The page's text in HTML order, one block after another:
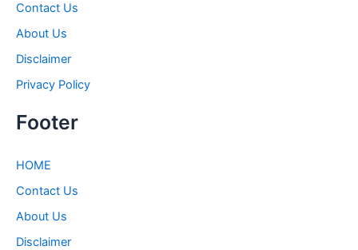
Contact Us
About Us
Disclaimer
Privacy Policy
Footer
HOME
Contact Us
About Us
Disclaimer